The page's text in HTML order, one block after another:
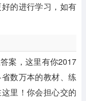
的进行学习，如有
案，这里有你2017
数万本的教材、练
里！你会担心交的